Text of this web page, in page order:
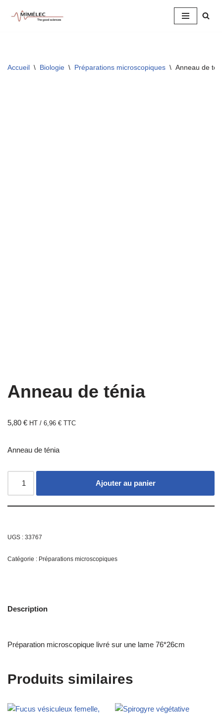
Accueil \ Biologie \ Préparations microscopiques \ Anneau de
Anneau de ténia
5,80 € HT / 6,96 € TTC
Anneau de ténia
Ajouter au panier
UGS : 33767
Catégorie : Préparations microscopiques
Description
Préparation microscopique livré sur une lame 76*26cm
Produits similaires